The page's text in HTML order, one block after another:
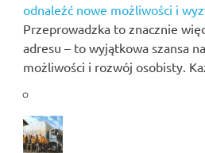
odnaleźć nowe możliwości i
Przeprowadzka to znacznie
adresu – to wyjątkowa szansa
możliwości i rozwój osobisty.